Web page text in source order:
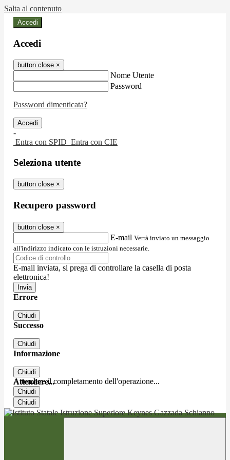
Salta al contenuto
Accedi
Accedi
button close ×
Nome Utente
Password
Password dimenticata?
-
Entra con SPID Entra con CIE
Seleziona utente
button close ×
Recupero password
button close ×
E-mail Verrà inviato un messaggio
all'indirizzo indicato con le istruzioni necessarie.
E-mail inviata, si prega di controllare la casella di posta
elettronica!
Errore
Chiudi
Successo
Chiudi
Informazione
Chiudi
Attendere...
Attendere il completamento dell'operazione...
Chiudi
Chiudi